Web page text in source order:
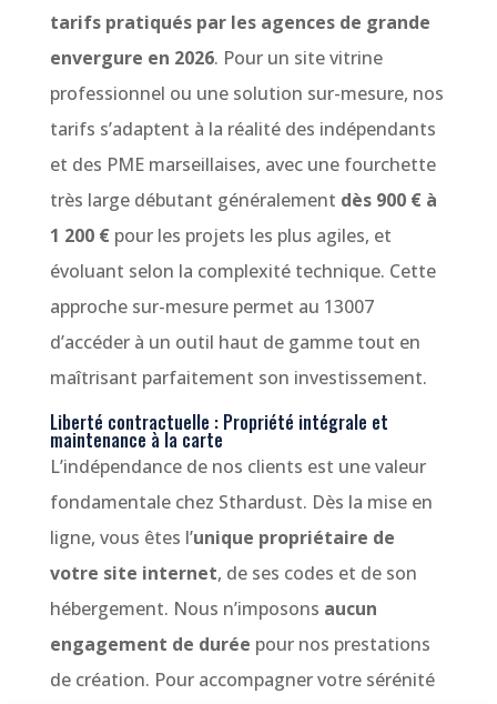
tarifs pratiqués par les agences de grande
envergure en 2026. Pour un site vitrine
professionnel ou une solution sur-mesure, nos
tarifs s’adaptent à la réalité des indépendants
et des PME marseillaises, avec une fourchette
très large débutant généralement dès 900 € à
1 200 €pour les projets les plus agiles, et
évoluant selon la complexité technique. Cette
approche sur-mesure permet au 13007
d’accéder à un outil haut de gamme tout en
maîtrisant parfaitement son investissement.
Liberté contractuelle : Propriété intégrale et
maintenance à la carte
L’indépendance de nos clients est une valeur
fondamentale chez Sthardust. Dès la mise en
ligne, vous êtes l’unique propriétaire de
votre site internet, de ses codes et de son
hébergement. Nous n’imposons aucun
engagement de durée pour nos prestations
de création. Pour accompagner votre sérénité